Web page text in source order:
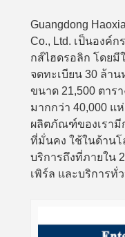
Guangdong
Co., Ltd. เป็นองค์
กส์ไฮดรอลิก โดย
จดทะเบียน 30 ล้าน
ขนาด 21,500 ตาร
มากกว่า 40,000 แห่
ผลิตภัณฑ์ของเรามี
ที่มั่นคง ใช้ในด้านโ
บริการถึงที่ภายใน
เพิร์ล และบริการทั่